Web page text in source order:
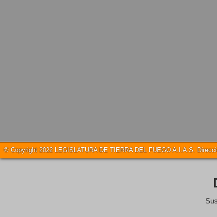
© Copyright 2022 LEGISLATURA DE TIERRA DEL FUEGO A.I.A.S.